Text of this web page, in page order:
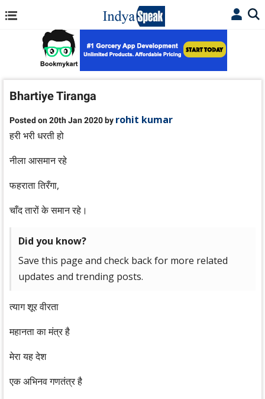
Bhartiye Tiranga
Posted on 20th Jan 2020 by rohit kumar
हरी भरी धरती हो
नीला आसमान रहे
फहराता तिरँगा,
चाँद तारों के समान रहे।
Did you know?
Save this page and check back for more related
updates and trending posts.
त्याग शूर वीरता
महानता का मंत्र है
मेरा यह देश
एक अभिनव गणतंत्र है